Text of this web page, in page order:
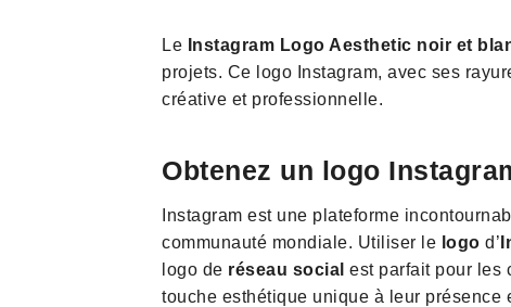
Le Instagram Logo Aesthetic noir et
projets. Ce logo Instagram, avec ses
créative et professionnelle.
Obtenez un logo
Instagram est une plateforme
communauté mondiale. Utiliser le logo d’
logo de réseau social est parfait pour les
touche esthétique unique à leur présence